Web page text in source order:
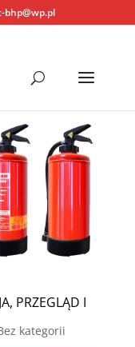
bhp@wp.pl
PRZEGLĄD I
kategorii